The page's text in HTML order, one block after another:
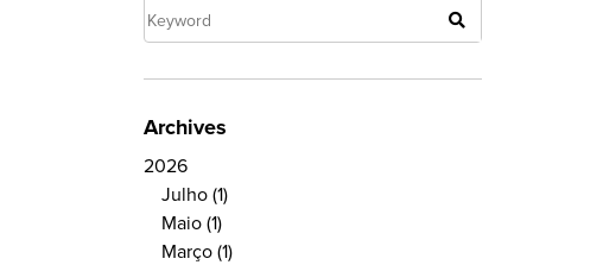
Archives
2026
Julho (1)
Maio (1)
Março (1)